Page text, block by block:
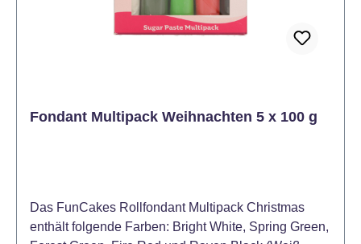
Fondant Multipack Weihnachten 5 x 100 g
Das FunCakes Rollfondant Multipack Christmas
enthält folgende Farben: Bright White, Spring Green,